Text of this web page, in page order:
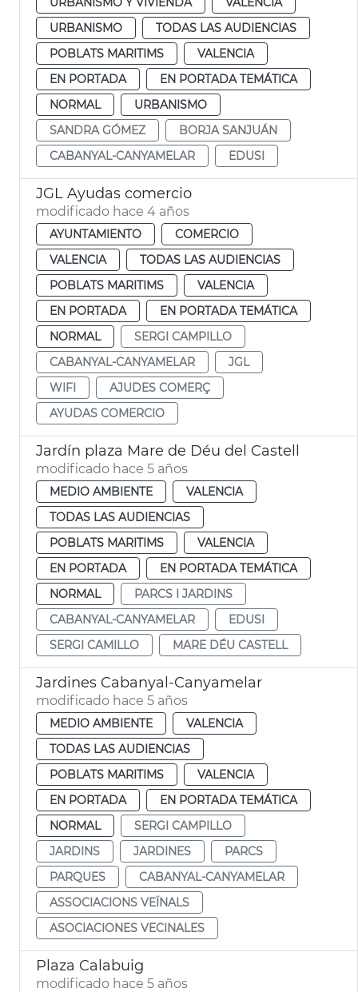
URBANISMO
TODAS LAS AUDIENCIAS
POBLATS MARITIMS
VALENCIA
EN PORTADA
EN PORTADA TEMÁTICA
NORMAL
URBANISMO
SANDRA GÓMEZ
BORJA SANJUÁN
CABANYAL-CANYAMELAR
EDUSI
JGL Ayudas comercio
modificado hace 4 años
AYUNTAMIENTO
COMERCIO
VALENCIA
TODAS LAS AUDIENCIAS
POBLATS MARITIMS
VALENCIA
EN PORTADA
EN PORTADA TEMÁTICA
NORMAL
SERGI CAMPILLO
CABANYAL-CANYAMELAR
JGL
WIFI
AJUDES COMERÇ
AYUDAS COMERCIO
Jardín plaza Mare de Déu del Castell
modificado hace 5 años
MEDIO AMBIENTE
VALENCIA
TODAS LAS AUDIENCIAS
POBLATS MARITIMS
VALENCIA
EN PORTADA
EN PORTADA TEMÁTICA
NORMAL
PARCS I JARDINS
CABANYAL-CANYAMELAR
EDUSI
SERGI CAMILLO
MARE DÉU CASTELL
Jardines Cabanyal-Canyamelar
modificado hace 5 años
MEDIO AMBIENTE
VALENCIA
TODAS LAS AUDIENCIAS
POBLATS MARITIMS
VALENCIA
EN PORTADA
EN PORTADA TEMÁTICA
NORMAL
SERGI CAMPILLO
JARDINS
JARDINES
PARCS
PARQUES
CABANYAL-CANYAMELAR
ASSOCIACIONS VEÏNALS
ASOCIACIONES VECINALES
Plaza Calabuig
modificado hace 5 años